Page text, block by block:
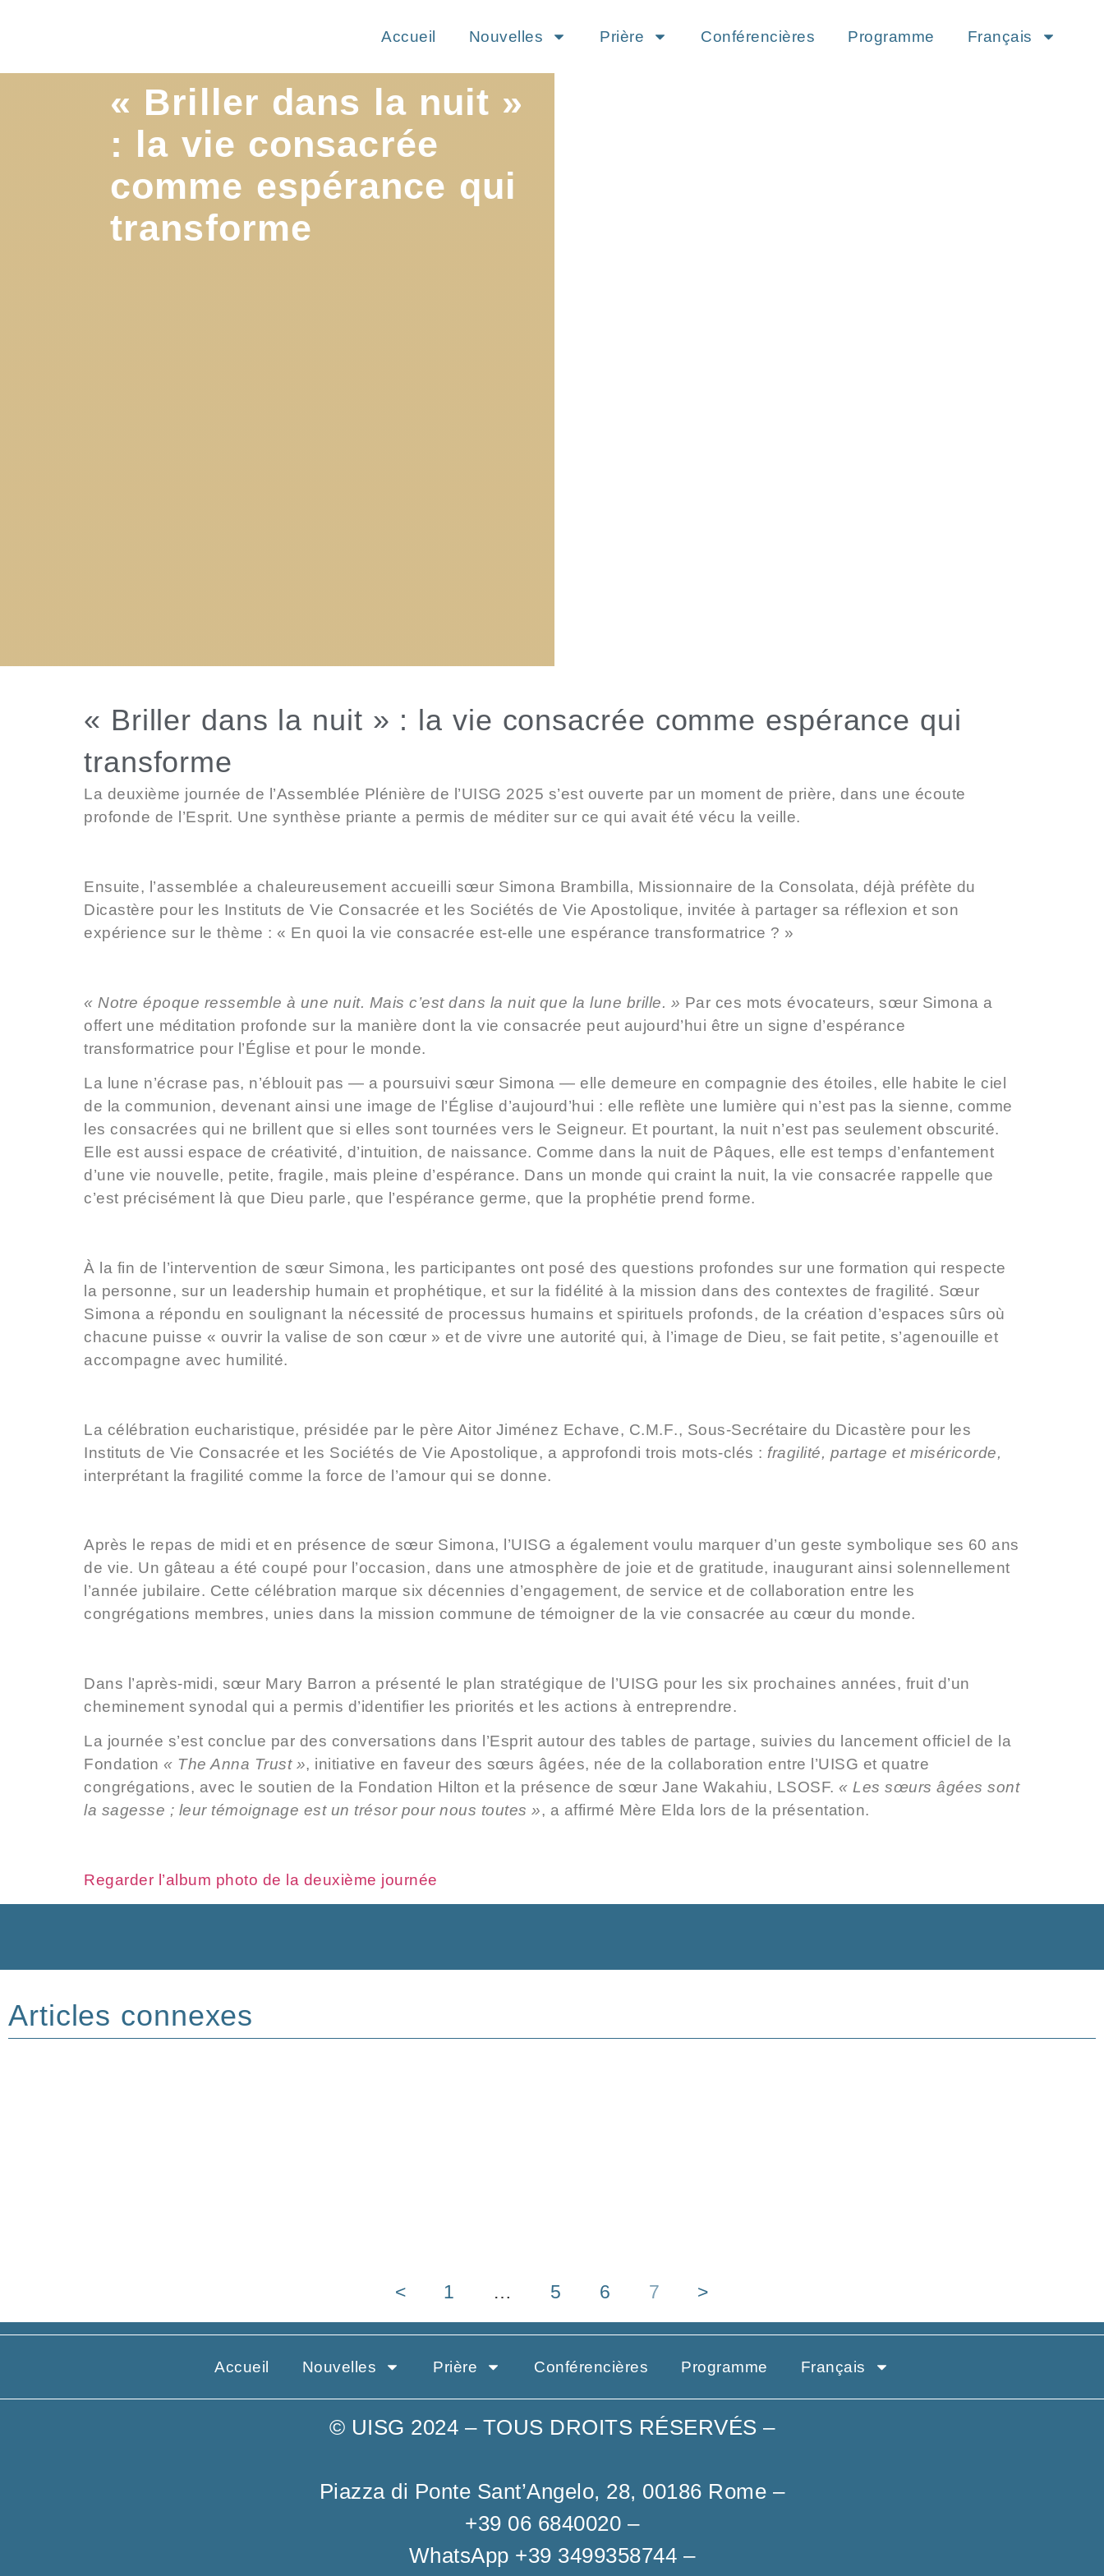
Accueil Nouvelles Prière Conférencières Programme Français
« Briller dans la nuit »
: la vie consacrée
comme espérance qui
transforme
« Briller dans la nuit » : la vie consacrée comme espérance qui
transforme
La deuxième journée de l’Assemblée Plénière de l’UISG 2025 s’est ouverte par un moment de prière, dans une écoute
profonde de l’Esprit. Une synthèse priante a permis de méditer sur ce qui avait été vécu la veille.
Ensuite, l’assemblée a chaleureusement accueilli sœur Simona Brambilla, Missionnaire de la Consolata, déjà préfète du
Dicastère pour les Instituts de Vie Consacrée et les Sociétés de Vie Apostolique, invitée à partager sa réflexion et son
expérience sur le thème : « En quoi la vie consacrée est-elle une espérance transformatrice ? »
« Notre époque ressemble à une nuit. Mais c’est dans la nuit que la lune brille. » Par ces mots évocateurs, sœur Simona a
offert une méditation profonde sur la manière dont la vie consacrée peut aujourd’hui être un signe d’espérance
transformatrice pour l’Église et pour le monde.
La lune n’écrase pas, n’éblouit pas — a poursuivi sœur Simona — elle demeure en compagnie des étoiles, elle habite le ciel
de la communion, devenant ainsi une image de l’Église d’aujourd’hui : elle reflète une lumière qui n’est pas la sienne, comme
les consacrées qui ne brillent que si elles sont tournées vers le Seigneur. Et pourtant, la nuit n’est pas seulement obscurité.
Elle est aussi espace de créativité, d’intuition, de naissance. Comme dans la nuit de Pâques, elle est temps d’enfantement
d’une vie nouvelle, petite, fragile, mais pleine d’espérance. Dans un monde qui craint la nuit, la vie consacrée rappelle que
c’est précisément là que Dieu parle, que l’espérance germe, que la prophétie prend forme.
À la fin de l’intervention de sœur Simona, les participantes ont posé des questions profondes sur une formation qui respecte
la personne, sur un leadership humain et prophétique, et sur la fidélité à la mission dans des contextes de fragilité. Sœur
Simona a répondu en soulignant la nécessité de processus humains et spirituels profonds, de la création d’espaces sûrs où
chacune puisse « ouvrir la valise de son cœur » et de vivre une autorité qui, à l’image de Dieu, se fait petite, s’agenouille et
accompagne avec humilité.
La célébration eucharistique, présidée par le père Aitor Jiménez Echave, C.M.F., Sous-Secrétaire du Dicastère pour les
Instituts de Vie Consacrée et les Sociétés de Vie Apostolique, a approfondi trois mots-clés : fragilité, partage et miséricorde,
interprétant la fragilité comme la force de l’amour qui se donne.
Après le repas de midi et en présence de sœur Simona, l’UISG a également voulu marquer d’un geste symbolique ses 60 ans
de vie. Un gâteau a été coupé pour l’occasion, dans une atmosphère de joie et de gratitude, inaugurant ainsi solennellement
l’année jubilaire. Cette célébration marque six décennies d’engagement, de service et de collaboration entre les
congrégations membres, unies dans la mission commune de témoigner de la vie consacrée au cœur du monde.
Dans l’après-midi, sœur Mary Barron a présenté le plan stratégique de l’UISG pour les six prochaines années, fruit d’un
cheminement synodal qui a permis d’identifier les priorités et les actions à entreprendre.
La journée s’est conclue par des conversations dans l’Esprit autour des tables de partage, suivies du lancement officiel de la
Fondation « The Anna Trust », initiative en faveur des sœurs âgées, née de la collaboration entre l’UISG et quatre
congrégations, avec le soutien de la Fondation Hilton et la présence de sœur Jane Wakahiu, LSOSF. « Les sœurs âgées sont
la sagesse ; leur témoignage est un trésor pour nous toutes », a affirmé Mère Elda lors de la présentation.
Regarder l’album photo de la deuxième journée
Articles connexes
< 1 … 5 6 7 >
Accueil Nouvelles Prière Conférencières Programme Français
© UISG 2024 – TOUS DROITS RÉSERVÉS –
Piazza di Ponte Sant’Angelo, 28, 00186 Rome –
+39 06 6840020 –
WhatsApp +39 3499358744 –